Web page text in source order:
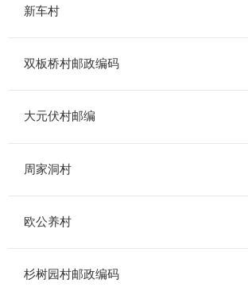
新车村
双板桥村邮政编码
大元伏村邮编
周家洞村
欧公养村
杉树园村邮政编码